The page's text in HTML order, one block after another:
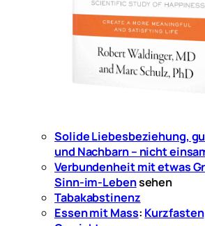
Solide Liebesbeziehung,
und Nachbarn – nicht
Verbundenheit mit etwas
Sinn-im-Lebensehen
Tabakabstinenz
Essen mit Mass: Kurzfasten